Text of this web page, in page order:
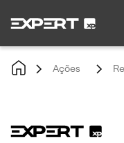
Ações